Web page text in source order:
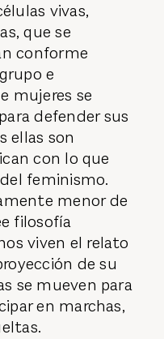
vivas,
que se
conforme
e
mujeres se
defender sus
ellas son
con lo que
feminismo.
menor de
filosofía
viven el relato
de su
se mueven para
en marchas,